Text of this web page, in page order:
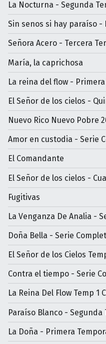
La Nocturna - Segunda
Sin senos si hay paraíso -
Señora Acero - Tercera
María, la caprichosa
La reina del flow -
El Señor de los cielos -
Nuevo Rico Nuevo Pobre
Amor en custodia - Serie
El Comandante
El Señor de los cielos -
Fugitivas
La Venganza De Analia -
Doña Bella - Serie
El Señor de los Cielos
Contra el tiempo - Serie
La Reina Del Flow Temp 1
Paraíso Blanco - Segunda
La Doña - Primera